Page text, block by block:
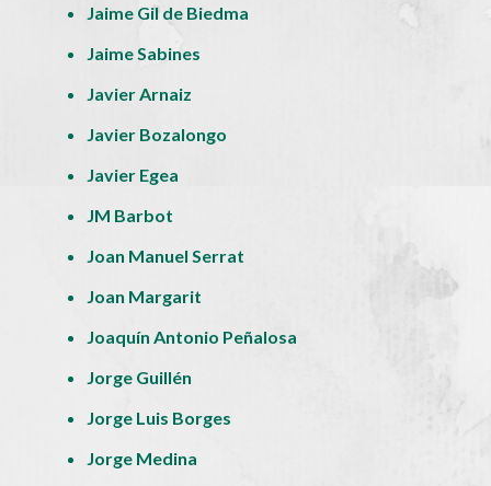
Jaime Gil de Biedma
Jaime Sabines
Javier Arnaiz
Javier Bozalongo
Javier Egea
JM Barbot
Joan Manuel Serrat
Joan Margarit
Joaquín Antonio Peñalosa
Jorge Guillén
Jorge Luis Borges
Jorge Medina